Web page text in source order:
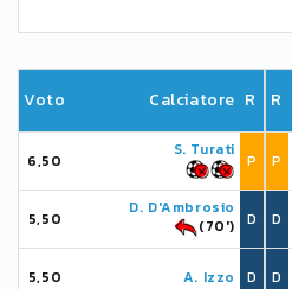
Voto Calciatore R
6,50
S. Turati
P
5,50
D. D'Ambrosio
(70')
D
5,50 A. Izzo D
R
P
D
D